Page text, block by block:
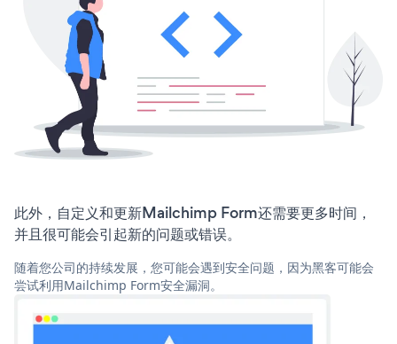
此外，自定义和更新Mailchimp Form还需要更多时间，
并且很可能会引起新的问题或错误。
随着您公司的持续发展，您可能会遇到安全问题，因为黑客可能会
尝试利用Mailchimp Form安全漏洞。